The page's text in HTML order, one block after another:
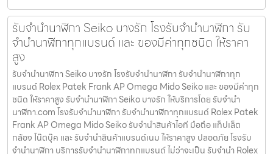
รับจํานํานาฬิกา Seiko บางรัก โรงรับจำนำนาฬิกา รับ
จำนำนาฬิกาทุกแบรนด์ และ ของมีค่าทุกชนิด ให้ราคา
สูง
รับจํานํานาฬิกา Seiko บางรัก โรงรับจำนำนาฬิกา รับจำนำนาฬิกาทุก
แบรนด์ Rolex Patek Frank AP Omega Mido Seiko และ ของมีค่าทุก
ชนิด ให้ราคาสูง รับจํานํานาฬิกา Seiko บางรัก ให้บริการโดย รับจํานํา
นาฬิกา.com โรงรับจำนำนาฬิกา รับจำนำนาฬิกาทุกแบรนด์ Rolex Patek
Frank AP Omega Mido Seiko รับจำนำสินค้าไอที มือถือ แท็ปเล็ต
กล้อง โน๊ตบุ๊ค และ รับจำนำสินค้าแบรนด์เนม ให้ราคาสูง ปลอดภัย โรงรับ
จำนำนาฬิกา บริการรับจำนำนาฬิกาทุกแบรนด์ ไม่ว่าจะเป็น รับจำนำ Rolex